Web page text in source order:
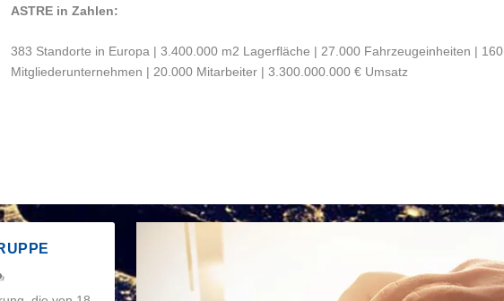
ASTRE in Zahlen:
383 Standorte in Europa | 3.400.000 m2 Lagerfläche | 27.000 Fahrzeugeinheiten | 160
Mitgliederunternehmen | 20.000 Mitarbeiter | 3.300.000.000 € Umsatz